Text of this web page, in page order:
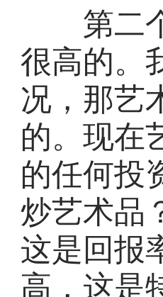
第二个
很高的。
况，那艺
的。现在
的任何投
炒艺术品
这是回报
高，这是